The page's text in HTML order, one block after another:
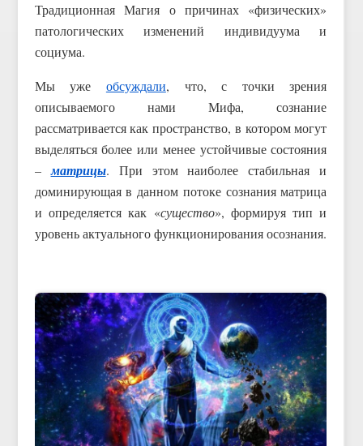
Традиционная Магия о причинах «физических»
патологических изменений индивидуума и
социума.
Мы уже обсуждали, что, с точки зрения
описываемого нами Мифа, сознание
рассматривается как пространство, в котором могут
выделяться более или менее устойчивые состояния
–матрицы. При этом наиболее стабильная и
доминирующая в данном потоке сознания матрица
и определяется как «существо», формируя тип и
уровень актуального функционирования осознания.